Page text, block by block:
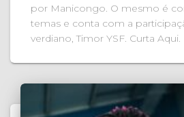
por Manicongo. O mesmo é
temas e conta com a
verdiano, Timor YSF. Curta Aqui.